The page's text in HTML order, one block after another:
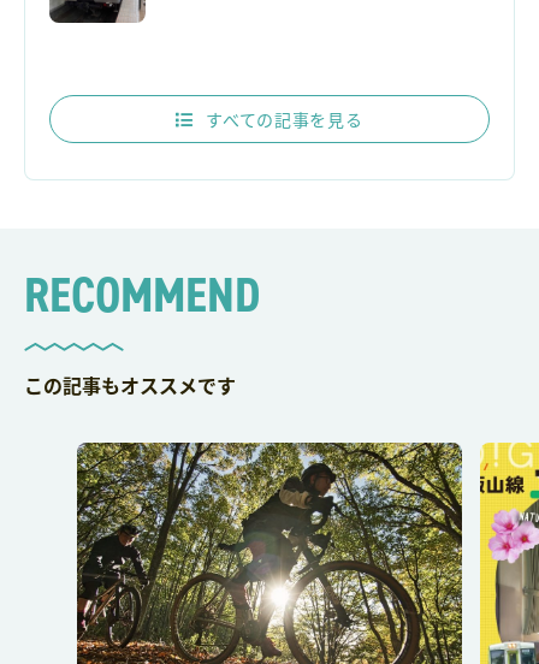
すべての記事を見る
RECOMMEND
この記事もオススメです